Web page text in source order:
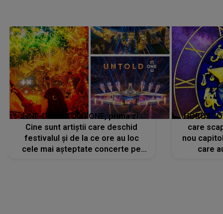
LINE-UP UNTOLD ONE, prima zi.
Cine sunt artiștii care deschid
festivalul și de la ce ore au loc
cele mai așteptate concerte pe
care
nou
care